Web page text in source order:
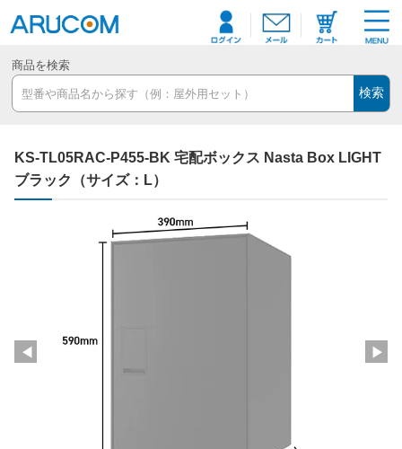
商品を検索
検索
KS-TL05RAC-P455-BK 宅配ボックス Nasta Box LIGHT
ブラック（サイズ：L）
◀ ▶